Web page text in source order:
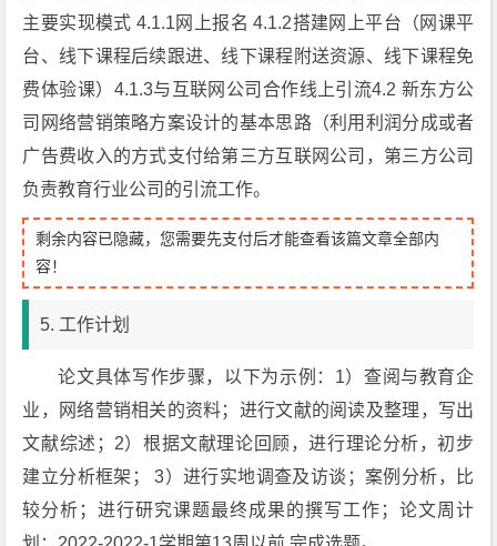
主要实现模式 4.1.1网上报名 4.1.2搭建网上平台（网课平
台、线下课程后续跟进、线下课程附送资源、线下课程免
费体验课）4.1.3与互联网公司合作线上引流4.2 新东方公
司网络营销策略方案设计的基本思路（利用利润分成或者
广告费收入的方式支付给第三方互联网公司，第三方公司
负责教育行业公司的引流工作。
剩余内容已隐藏，您需要先支付后才能查看该篇文章全部内
容！
5. 工作计划
论文具体写作步骤，以下为示例：1）查阅与教育企
业，网络营销相关的资料；进行文献的阅读及整理，写出
文献综述；2）根据文献理论回顾，进行理论分析，初步
建立分析框架； 3）进行实地调查及访谈；案例分析，比
较分析；进行研究课题最终成果的撰写工作；论文周计